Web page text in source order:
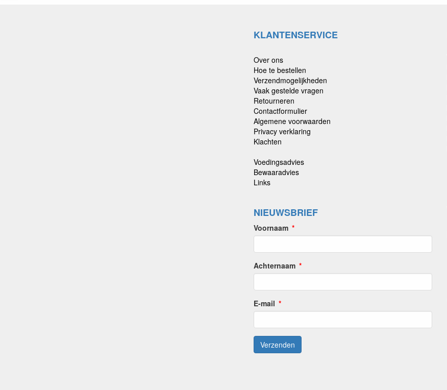
KLANTENSERVICE
Over ons
Hoe te bestellen
Verzendmogelijkheden
Vaak gestelde vragen
Retourneren
Contactformulier
Algemene voorwaarden
Privacy verklaring
Klachten
Voedingsadvies
Bewaaradvies
Links
NIEUWSBRIEF
Voornaam
Achternaam
E-mail